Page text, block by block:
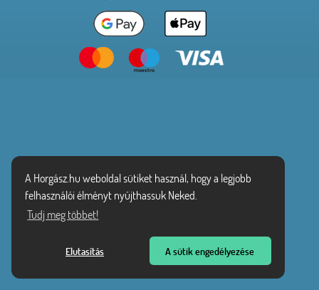
A Horgász.hu weboldal sütiket használ, hogy a legjobb
felhasználói élményt nyújthassuk Neked.
Tudj meg többet!
Elutasítás A sütik engedélyezése